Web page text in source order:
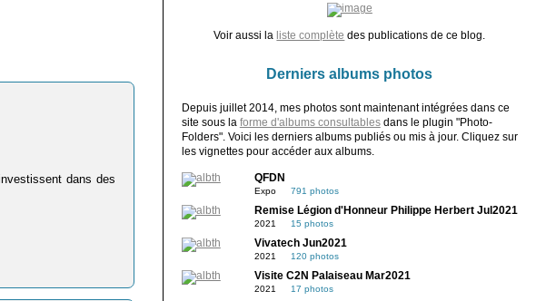
dans des
Voir aussi la liste complète des publications de ce blog.
Derniers albums photos
Depuis juillet 2014, mes photos sont maintenant intégrées dans ce
site sous la forme d'albums consultablesdans le plugin "Photo-
Folders". Voici les derniers albums publiés ou mis à jour. Cliquez sur
les vignettes pour accéder aux albums.
QFDN
Expo 791 photos
Remise Légion d'Honneur Philippe Herbert Jul2021
2021 15 photos
Vivatech Jun2021
2021 120 photos
Visite C2N Palaiseau Mar2021
2021 17 photos